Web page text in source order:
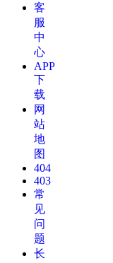
客
服
中
心
APP
下
载
网
站
地
图
404
403
常
见
问
题
长